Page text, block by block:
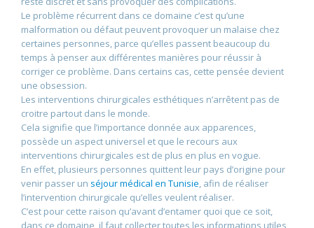
Le problème récurrent dans ce domaine c’est qu’une
malformation ou défaut peuvent provoquer un malaise chez
certaines personnes, parce qu’elles passent beaucoup du
temps à penser aux différentes manières pour réussir à
corriger ce problème. Dans certains cas, cette pensée devient
une obsession.
Les interventions chirurgicales esthétiques n’arrêtent pas de
croitre partout dans le monde.
Cela signifie que l’importance donnée aux apparences,
possède un aspect universel et que le recours aux
interventions chirurgicales est de plus en plus en vogue.
En effet, plusieurs personnes quittent leur pays d’origine pour
venir passer un séjour médical en Tunisie, afin de réaliser
l’intervention chirurgicale qu’elles veulent réaliser.
C’est pour cette raison qu’avant d’entamer quoi que ce soit,
dans ce domaine, il faut collecter toutes les informations utiles